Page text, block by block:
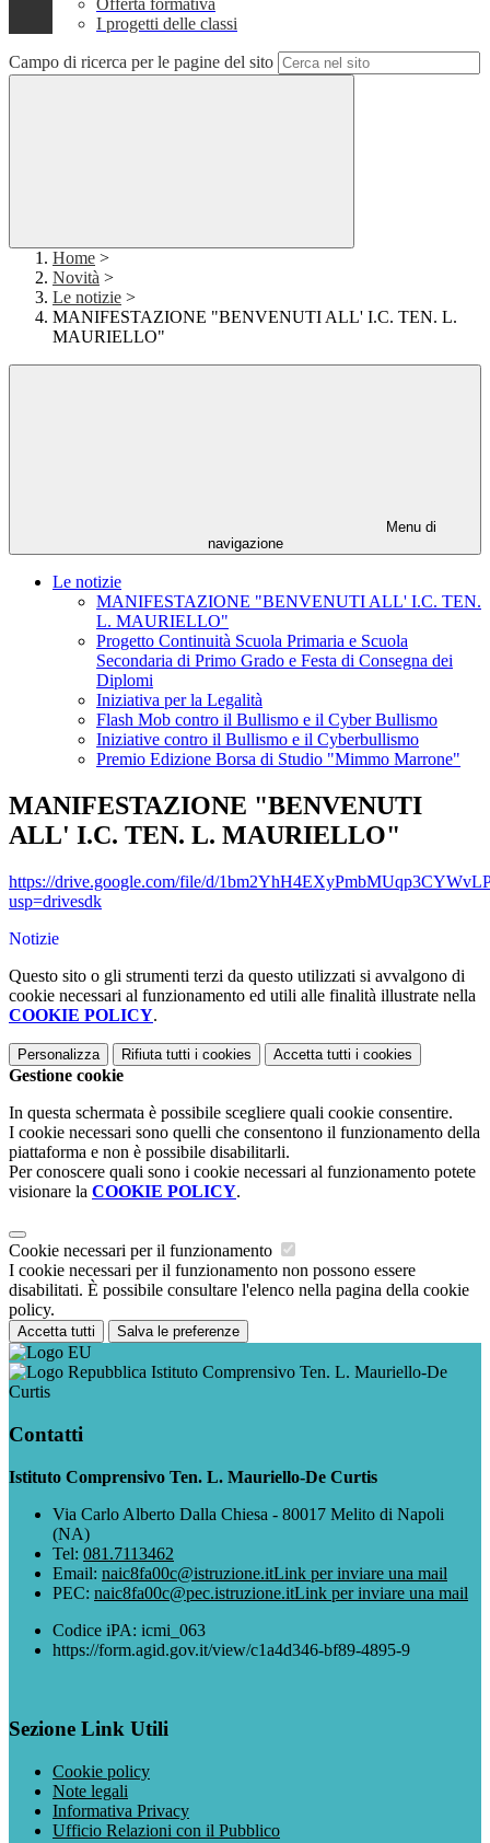
Offerta formativa
I progetti delle classi
Campo di ricerca per le pagine del sito
Home >
Novità >
Le notizie >
MANIFESTAZIONE "BENVENUTI ALL' I.C. TEN. L.
MAURIELLO"
Menu di
navigazione
Le notizie
MANIFESTAZIONE "BENVENUTI ALL' I.C. TEN.
L. MAURIELLO"
Progetto Continuità Scuola Primaria e Scuola
Secondaria di Primo Grado e Festa di Consegna dei
Diplomi
Iniziativa per la Legalità
Flash Mob contro il Bullismo e il Cyber Bullismo
Iniziative contro il Bullismo e il Cyberbullismo
Premio Edizione Borsa di Studio "Mimmo Marrone"
MANIFESTAZIONE "BENVENUTI
ALL' I.C. TEN. L. MAURIELLO"
https://drive.google.com/file/d/
usp=drivesdk
Notizie
Questo sito o gli strumenti terzi da questo utilizzati si avvalgono di
cookie necessari al funzionamento ed utili alle finalità illustrate nella
COOKIE POLICY.
Personalizza Rifiuta tutti i cookies Accetta tutti i cookies
Gestione cookie
In questa schermata è possibile scegliere quali cookie consentire.
I cookie necessari sono quelli che consentono il funzionamento della
piattaforma e non è possibile disabilitarli.
Per conoscere quali sono i cookie necessari al funzionamento potete
visionare la COOKIE POLICY.
Cookie necessari per il funzionamento
I cookie necessari per il funzionamento non possono essere
disabilitati. È possibile consultare l'elenco nella pagina della cookie
policy.
Accetta tutti Salva le preferenze
Istituto Comprensivo Ten. L. Mauriello-De
Curtis
Contatti
Istituto Comprensivo Ten. L. Mauriello-De Curtis
Via Carlo Alberto Dalla Chiesa - 80017 Melito di Napoli
(NA)
Tel: 081.7113462
Email: naic8fa00c@istruzione.itLink per inviare una mail
PEC: naic8fa00c@pec.istruzione.itLink per inviare una mail
Codice iPA: icmi_063
https://form.agid.gov.it/view/c1a4d346-bf89-4895-9
Sezione Link Utili
Cookie policy
Note legali
Informativa Privacy
Ufficio Relazioni con il Pubblico